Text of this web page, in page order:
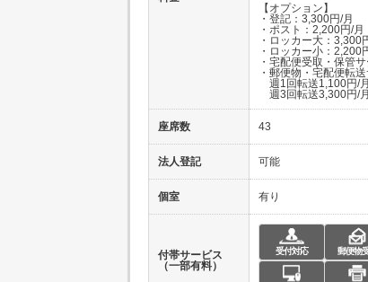
【オプション】
・登記：3,300円/月
・ポスト：2,200円/月
・ロッカー大：3,300
・ロッカー小：2,200
・宅配便受取・保管
・郵便物・宅配便転
週1回転送1,100円/月
週3回転送3,300円/月
座席数 43
法人登記 可能
個室 有り
付帯サービス
（一部有料）
受付対応 郵便物